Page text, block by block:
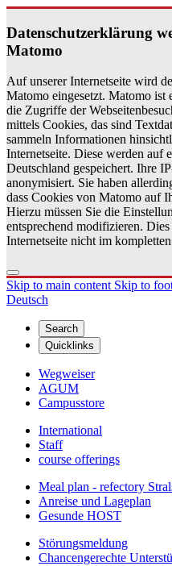
Daten­schutzerklärung
Matomo
Auf unserer Internetseite wird
Matomo eingesetzt. Matomo ist
die Zugriffe der
mittels Cookies, das sind
sammeln Informationen
Internetseite. Diese werden auf
Deutschland gespeichert. Ihre
anonymisiert. Sie haben
dass Cookies von Matomo auf
Hierzu müssen Sie die
entsprechend modifizieren.
Internetseite nicht im
Skip to main content Skip to
Deutsch
Search
Quicklinks
Wegweiser
AGUM
Campusstore
International
Staff
course offerings
Meal plan - refectory
Anreise und Lageplan
Gesunde HOST
Störungsmeldung
Chancengerechte